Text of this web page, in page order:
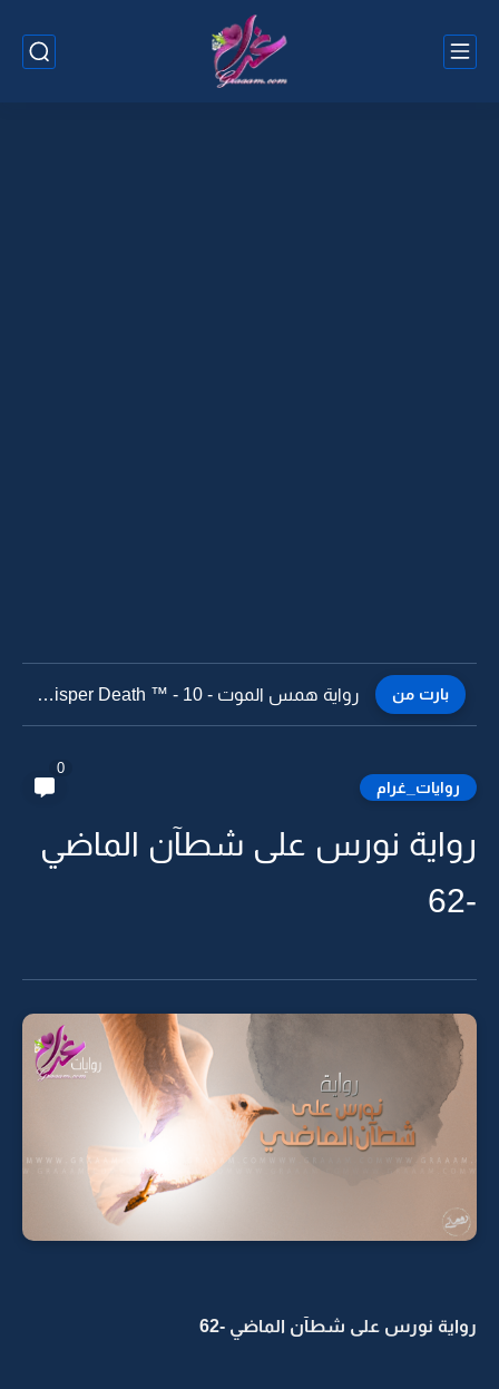
بارت من رواية همس الموت - Whisper Death ™ - 9
روايات_غرام
0
رواية نورس على شطآن الماضي
-62
رواية نورس على شطآن الماضي -62